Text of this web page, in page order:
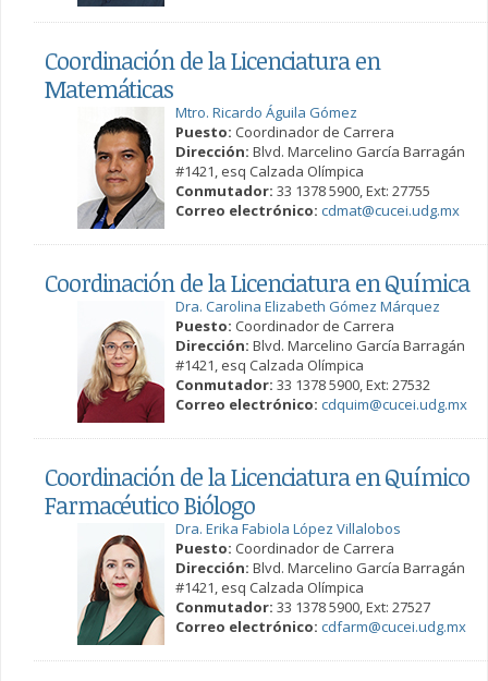
Coordinación de la Licenciatura en
Matemáticas
Mtro. Ricardo Águila Gómez
Puesto: Coordinador de Carrera
Dirección: Blvd. Marcelino García Barragán
#1421, esq Calzada Olímpica
Conmutador: 33 1378 5900, Ext: 27755
Correo electrónico: cdmat@cucei.udg.mx
Coordinación de la Licenciatura en Química
Dra. Carolina Elizabeth Gómez Márquez
Puesto: Coordinador de Carrera
Dirección: Blvd. Marcelino García Barragán
#1421, esq Calzada Olímpica
Conmutador: 33 1378 5900, Ext: 27532
Correo electrónico: cdquim@cucei.udg.mx
Coordinación de la Licenciatura en Químico
Farmacéutico Biólogo
Dra. Erika Fabiola López Villalobos
Puesto: Coordinador de Carrera
Dirección: Blvd. Marcelino García Barragán
#1421, esq Calzada Olímpica
Conmutador: 33 1378 5900, Ext: 27527
Correo electrónico: cdfarm@cucei.udg.mx